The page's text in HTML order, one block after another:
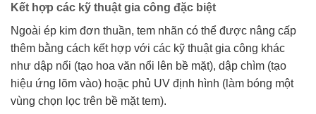
Kết hợp các kỹ thuật gia công đặc biệt
Ngoài ép kim đơn thuần, tem nhãn có thể được nâng cấp
thêm bằng cách kết hợp với các kỹ thuật gia công khác
như dập nổi (tạo hoa văn nổi lên bề mặt), dập chìm (tạo
hiệu ứng lõm vào) hoặc phủ UV định hình (làm bóng một
vùng chọn lọc trên bề mặt tem).